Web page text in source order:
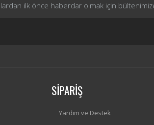
ilk önce haberdar olmak için
SİPARİŞ
Yardım ve Destek